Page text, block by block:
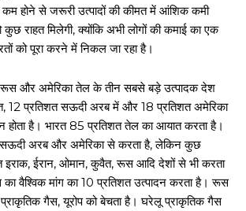
होने से जरूरी उत्पादों की कीमत में आंशिक कमी
राहत मिलेगी, क्योंकि अभी लोगों की कमाई का एक
को पूरा करने में निकल जा रहा है।
रूस और अमेरिका तेल के तीन सबसे बड़े उत्पादक देश
12 प्रतिशत सऊदी अरब में और 18 प्रतिशत अमेरिका
होता है। भारत 85 प्रतिशत तेल का आयात करता है।
सऊदी अरब और अमेरिका से करता है, लेकिन कुछ
इराक, ईरान, ओमान, कुवैत, रूस आदि देशों से भी करता
वैश्विक मांग का 10 प्रतिशत उत्पादन करता है। रूस
गैस, यूरोप को बेचता है। घरेलू प्राकृतिक गैस